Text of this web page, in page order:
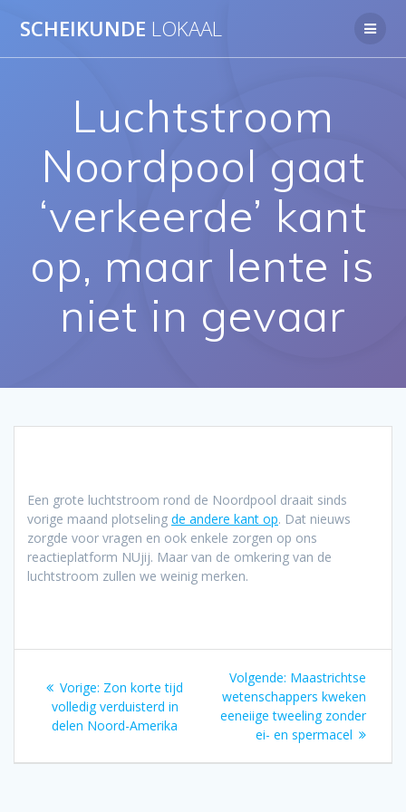
naar
SCHEIKUNDE LOKAAL
Luchtstroom
Noordpool gaat
‘verkeerde’ kant
op, maar lente is
niet in gevaar
Een grote luchtstroom rond de Noordpool draait sinds
vorige maand plotseling de andere kant op. Dat nieuws
zorgde voor vragen en ook enkele zorgen op ons
reactieplatform NUjij. Maar van de omkering van de
luchtstroom zullen we weinig merken.
navigatie
Vorige: Vorig
bericht:
Zon korte tijd
volledig verduisterd in
delen Noord-Amerika
Volgende: Volgend
bericht:
Maastrichtse
wetenschappers kweken
eeneiige tweeling zonder
ei- en spermacel